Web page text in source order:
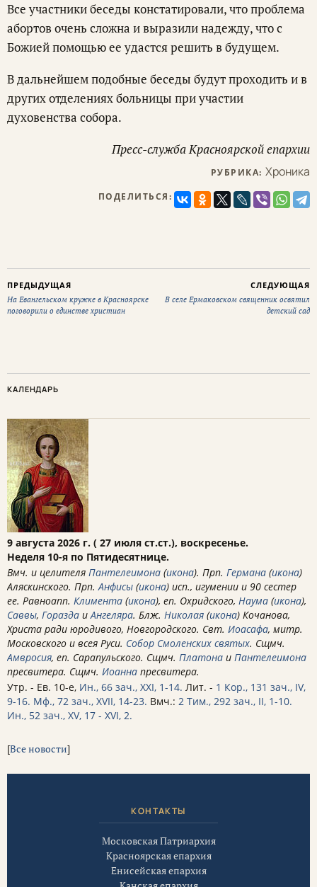
Все участники беседы констатировали, что проблема
абортов очень сложна и выразили надежду, что с
Божией помощью ее удастся решить в будущем.
В дальнейшем подобные беседы будут проходить и в
других отделениях больницы при участии
духовенства собора.
Пресс-служба Красноярской епархии
РУБРИКА: Хроника
ПОДЕЛИТЬСЯ:
ПРЕДЫДУЩАЯ
На Евангельском кружке в Красноярске
поговорили о единстве христиан
СЛЕДУЮЩАЯ
В селе Ермаковском священник освятил
детский сад
КАЛЕНДАРЬ
9 августа 2026 г. ( 27 июля ст.ст.), воскресенье.
Неделя 10-я по Пятидесятнице.
Вмч. и целителя Пантелеимона (икона). Прп. Германа (икона)
Аляскинского. Прп.Анфисы (икона) исп., игумении и 90 сестер
ее. Равноапп. Климента (икона), еп. Охридского, Наума (икона),
Саввы, Горазда иАнгеляра. Блж. Николая (икона) Кочанова,
Христа ради юродивого, Новгородского. Свт. Иоасафа, митр.
Московского и всея Руси. Собор Смоленских святых. Сщмч.
Амвросия, еп. Сарапульского. Сщмч. Платона и Пантелеимона
пресвитера. Сщмч. Иоанна пресвитера.
Утр. - Ев. 10-е, Ин., 66 зач., XXI, 1-14. Лит. - 1 Кор., 131 зач., IV,
9-16. Мф., 72 зач., XVII, 14-23. Вмч.: 2 Тим., 292 зач., II, 1-10.
Ин., 52 зач., XV, 17 - XVI, 2.
[Все новости]
КОНТАКТЫ
Московская Патриархия
Красноярская епархия
Енисейская епархия